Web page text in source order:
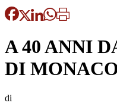
A 40 ANNI
DI
di